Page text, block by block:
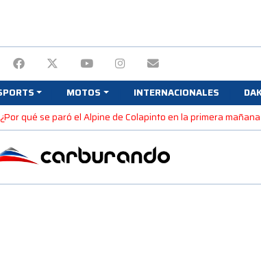
MOTOS INTERNACIONALES
¿Por qué se paró el Alpine de Colapinto en la primera